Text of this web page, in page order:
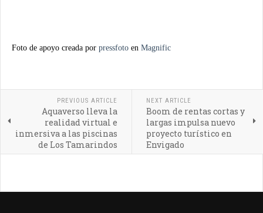
Foto de apoyo creada por pressfoto en Magnific
PREVIOUS ARTICLE
Aquaverso lleva la
realidad virtual e
inmersiva a las piscinas
de Los Tamarindos
NEXT ARTICLE
Boom de rentas cortas y
largas impulsa nuevo
proyecto turístico en
Envigado